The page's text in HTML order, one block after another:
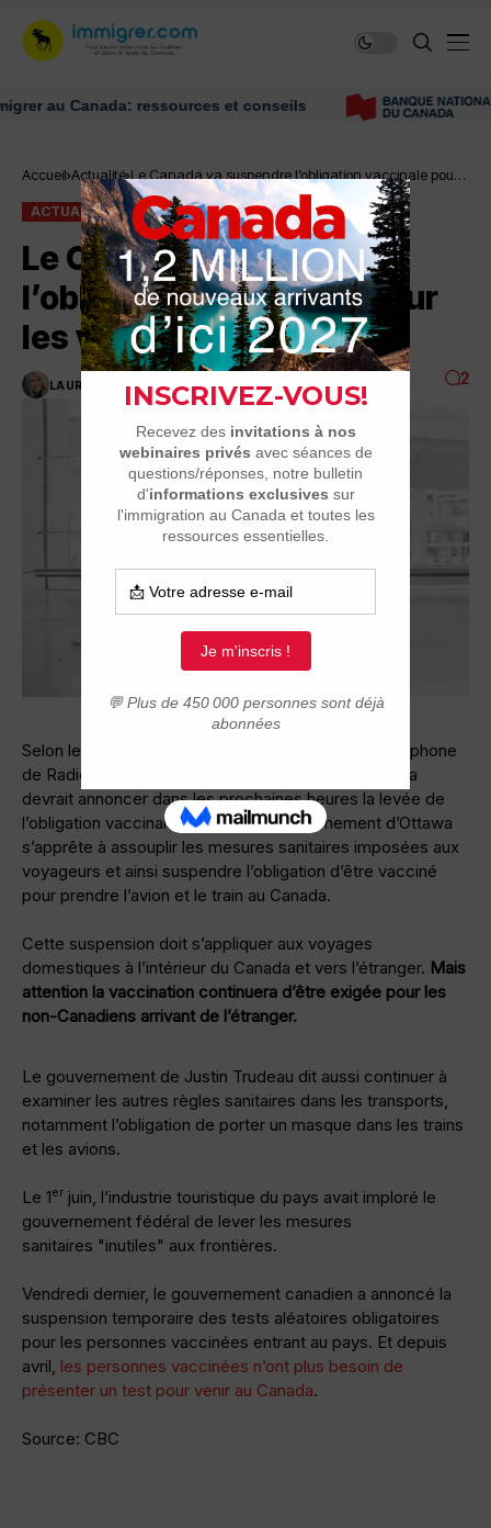
au Canada: ressources et conseils
Accueil Actualité Le Canada va suspendre l’obligation vaccinale pour
les voyageurs
ACTUALITÉ
Le Canada va suspendre
l’obligation vaccinale pour
les voyageurs
LAURENCE NADEAU 1 MINUTES DE LECTURE 2.6K VUES 2
Selon les informations obtenues par le réseau anglophone
de Radio-Canada, CBC, le gouvernement du Canada
devrait annoncer dans les prochaines heures la levée de
l’obligation vaccinale. En effet, le gouvernement d’Ottawa
s’apprête à assouplir les mesures sanitaires imposées aux
voyageurs et ainsi suspendre l’obligation d’être vacciné
pour prendre l’avion et le train au Canada.
Cette suspension doit s’appliquer aux voyages
domestiques à l’intérieur du Canada et vers l’étranger. Mais
attention la vaccination continuera d’être exigée pour les
non-Canadiens arrivant de l’étranger.
Le gouvernement de Justin Trudeau dit aussi continuer à
examiner les autres règles sanitaires dans les transports,
notamment l’obligation de porter un masque dans les trains
et les avions.
Le 1er juin, l’industrie touristique du pays avait imploré le
gouvernement fédéral de lever les mesures
sanitaires
inutiles aux frontières.
Vendredi dernier, le gouvernement canadien a annoncé la
suspension temporaire des tests aléatoires obligatoires
pour les personnes vaccinées entrant au pays. Et depuis
avril, les personnes vaccinées n’ont plus besoin de
présenter un test pour venir au Canada.
Source: CBC